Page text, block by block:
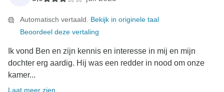
Automatisch vertaald. Bekijk in originele taal
Beoordeel deze vertaling
Ik vond Ben en zijn kennis en interesse in mij en mijn
dochter erg aardig. Hij was een redder in nood om onze
kamer...
Laat meer zien